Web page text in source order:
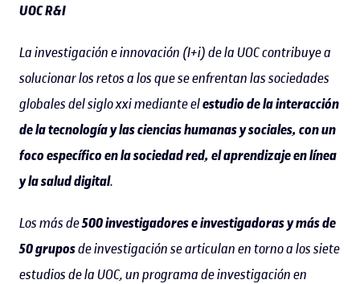
UOC R&I
La investigación e innovación (I+i) de la UOC contribuye a
solucionar los retos a los que se enfrentan las sociedades
globales del siglo xxi mediante elestudio de la interacción
de la tecnología y las ciencias humanas y sociales, con un
foco específico en la sociedad red, el aprendizaje en línea
y la salud digital.
Los más de500 investigadores e investigadoras y más de
50 gruposde investigación se articulan en torno a los siete
estudios de la UOC, un programa de investigación en